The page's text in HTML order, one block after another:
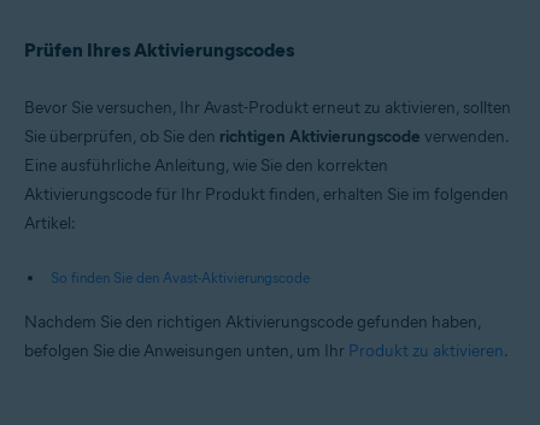
Prüfen Ihres Aktivierungscodes
Bevor Sie versuchen, Ihr Avast-Produkt erneut zu aktivieren, sollten
Sie überprüfen, ob Sie den richtigen Aktivierungscode verwenden.
Eine ausführliche Anleitung, wie Sie den korrekten
Aktivierungscode für Ihr Produkt finden, erhalten Sie im folgenden
Artikel:
So finden Sie den Avast-Aktivierungscode
Nachdem Sie den richtigen Aktivierungscode gefunden haben,
befolgen Sie die Anweisungen unten, um Ihr Produkt zu aktivieren.